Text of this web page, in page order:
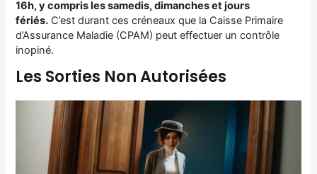
16h, y compris les samedis, dimanches et jours
fériés. C’est durant ces créneaux que la Caisse Primaire
d’Assurance Maladie (CPAM) peut effectuer un contrôle
inopiné.
Les Sorties Non Autorisées